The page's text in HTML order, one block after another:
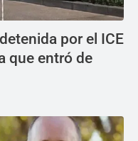
por el ICE
que entró de